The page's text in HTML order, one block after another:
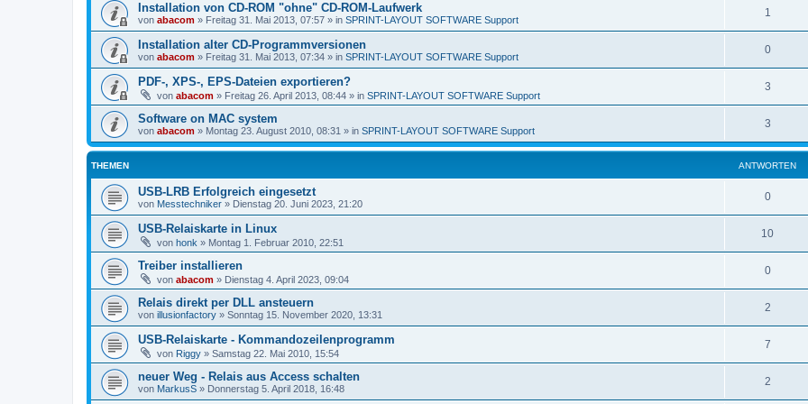
Installation von CD-ROM "ohne" CD-ROM-Laufwerk
von abacom » Freitag 31. Mai 2013, 07:57 » in SPRINT-LAYOUT SOFTWARE Support
1
Installation alter CD-Programmversionen
von abacom » Freitag 31. Mai 2013, 07:34 » in SPRINT-LAYOUT SOFTWARE Support
0
PDF-, XPS-, EPS-Dateien exportieren?
von abacom » Freitag 26. April 2013, 08:44 » in SPRINT-LAYOUT SOFTWARE Support
3
Software on MAC system
von abacom » Montag 23. August 2010, 08:31 » in SPRINT-LAYOUT SOFTWARE Support
3
THEMEN ANTWORTEN
USB-LRB Erfolgreich eingesetzt
von Messtechniker » Dienstag 20. Juni 2023, 21:20
0
USB-Relaiskarte in Linux
von honk » Montag 1. Februar 2010, 22:51
10
Treiber installieren
von abacom » Dienstag 4. April 2023, 09:04
0
Relais direkt per DLL ansteuern
von illusionfactory » Sonntag 15. November 2020, 13:31
2
USB-Relaiskarte - Kommandozeilenprogramm
von Riggy » Samstag 22. Mai 2010, 15:54
7
neuer Weg - Relais aus Access schalten
von MarkusS » Donnerstag 5. April 2018, 16:48
2